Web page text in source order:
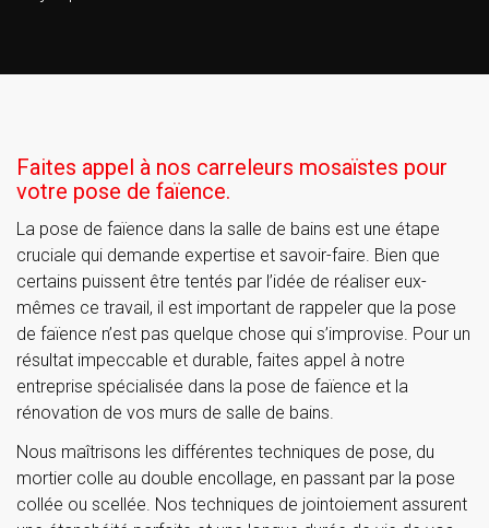
Faites appel à nos carreleurs mosaïstes pour
votre pose de faïence.
La pose de faïence dans la salle de bains est une étape
cruciale qui demande expertise et savoir-faire. Bien que
certains puissent être tentés par l’idée de réaliser eux-
mêmes ce travail, il est important de rappeler que la pose
de faïence n’est pas quelque chose qui s’improvise. Pour un
résultat impeccable et durable, faites appel à notre
entreprise spécialisée dans la pose de faïence et la
rénovation de vos murs de salle de bains.
Nous maîtrisons les différentes techniques de pose, du
mortier colle au double encollage, en passant par la pose
collée ou scellée. Nos techniques de jointoiement assurent